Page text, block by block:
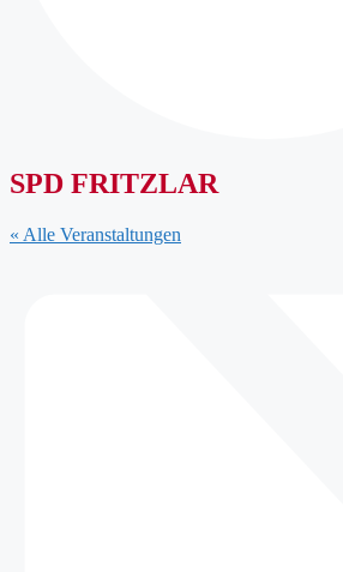
SPD FRITZLAR
« Alle Veranstaltungen